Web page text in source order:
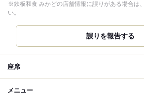
※鉄板和食 みかどの店舗情報に誤りがある場合は
い。
誤りを報告する
座席
メニュー